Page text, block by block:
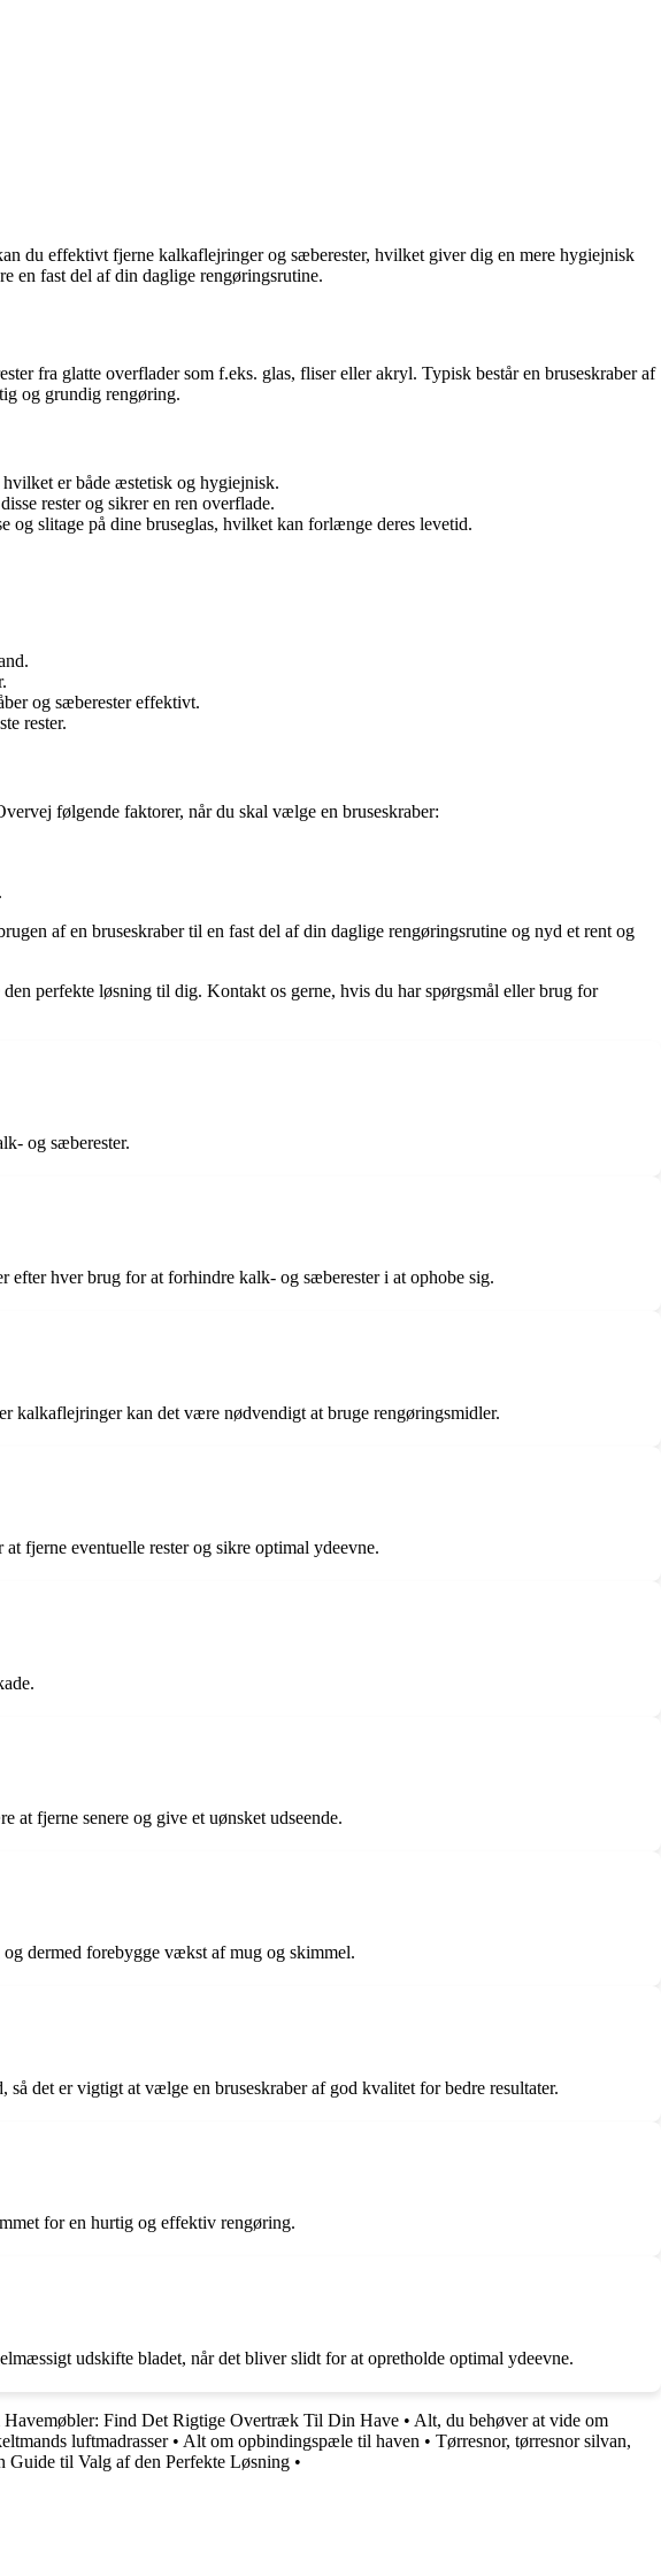
du effektivt fjerne kalkaflejringer og sæberester, hvilket giver dig en mere hygiejnisk
en fast del af din daglige rengøringsrutine.
fra glatte overflader som f.eks. glas, fliser eller akryl. Typisk består en bruseskraber af
og grundig rengøring.
er både æstetisk og hygiejnisk.
rester og sikrer en ren overflade.
og slitage på dine bruseglas, hvilket kan forlænge deres levetid.
og sæberester effektivt.
rester.
følgende faktorer, når du skal vælge en bruseskraber:
af en bruseskraber til en fast del af din daglige rengøringsrutine og nyd et rent og
perfekte løsning til dig. Kontakt os gerne, hvis du har spørgsmål eller brug for
og sæberester.
hver brug for at forhindre kalk- og sæberester i at ophobe sig.
kalkaflejringer kan det være nødvendigt at bruge rengøringsmidler.
fjerne eventuelle rester og sikre optimal ydeevne.
fjerne senere og give et uønsket udseende.
dermed forebygge vækst af mug og skimmel.
det er vigtigt at vælge en bruseskraber af god kvalitet for bedre resultater.
for en hurtig og effektiv rengøring.
udskifte bladet, når det bliver slidt for at opretholde optimal ydeevne.
Find Det Rigtige Overtræk Til Din Have • Alt, du behøver at vide om
luftmadrasser• Alt om opbindingspæle til haven • Tørresnor, tørresnor silvan,
Guide til Valg af den Perfekte Løsning •